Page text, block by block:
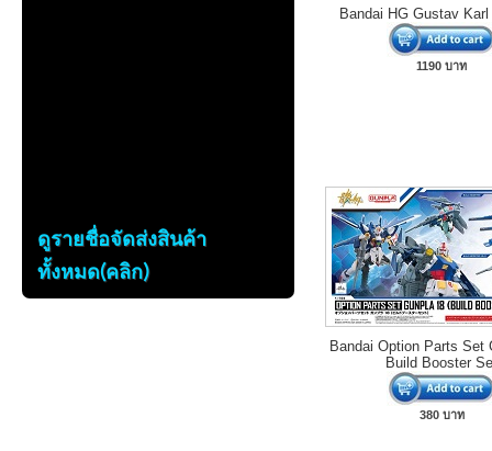
ดูรายชื่อจัดส่งสินค้า
ทั้งหมด(คลิก)
Bandai HG Gustav
1190 บาท
Bandai Option Parts Set
Build Booster
380 บาท